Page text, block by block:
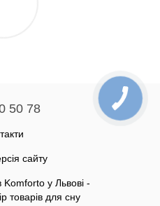
50 78
сайту
у Львові -
товарів для сну